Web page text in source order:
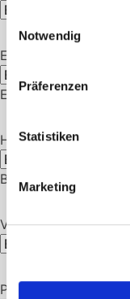
Einwilligungsauswahl
Notwendig
Präferenzen
Statistiken
Marketing
Entnahmealarm
Entnahmealarm
Heizung / Belüftung
Belüftung
Verschlussart
Produktsuche